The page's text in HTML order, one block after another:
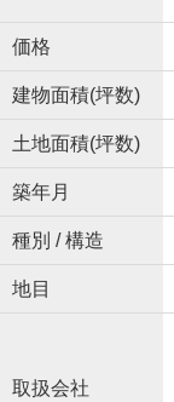
価格
建物面積(坪数)
土地面積(坪数)
築年月
種別 / 構造
地目
取扱会社